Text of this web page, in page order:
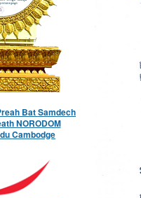
Bat Samdech
NORODOM
Cambodge